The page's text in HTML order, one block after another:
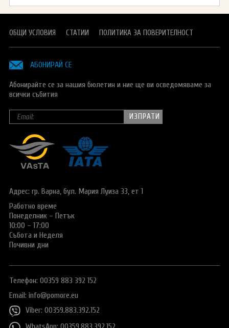
ОБЩИ УСЛОВИЯ СТАТИИ ПОЛИТИКА ЗА ПОВЕРИТЕЛНОСТ
АБОНИРАЙ СЕ
Абонирайте се за нашия бюлетин и ние ще ви осведомяваме за
всички събития
Адрес: гр. Варна, бул. Мария Луиза 33, ет 1
Работно време
Понеделник – Петък
10:00 – 17:00
Събота и Неделя
Почивни дни
Телефон: 00359 883 392 152
Email: info@pomore.eu
Viber: 00359.883.392.152